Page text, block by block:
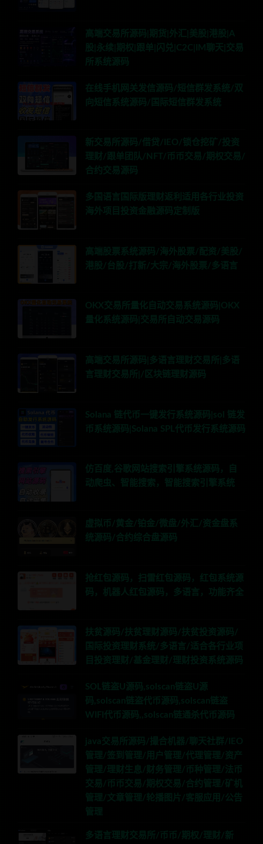
高端交易所源码|期货|外汇|美股|港股|A
股|永续|期权|跟单|闪兑|C2C|IM聊天|交易
所系统源码
在线手机网关发信源码/短信群发系统/双
向短信系统源码/国际短信群发系统
新交易所源码/借贷/IEO/锁仓挖矿/投资
理财/跟单团队/NFT/币币交易/期权交易/
合约交易源码
多国语言国际版理财返利适用各行业投资
海外项目投资金融源码定制版
高端股票系统源码/海外股票/配资/美股/
港股/台股/打新/大宗/海外股票/多语言
OKX交易所量化自动交易系统源码|OKX
量化系统源码|交易所自动交易源码
高端交易所源码|多语言理财交易所|多语
言理财交易所|/区块链理财源码
Solana 链代币一键发行系统源码|sol 链发
币系统源码|Solana SPL代币发行系统源码
仿百度,谷歌网站搜索引擎系统源码，自
动爬虫、智能搜索，智能搜索引擎系统
虚拟币/黄金/铂金/微盘/外汇/资金盘系
统源码/合约综合盘源码
抢红包源码，扫雷红包源码，红包系统源
码，机器人红包源码，多语言，功能齐全
扶贫源码/扶贫理财源码/扶贫投资源码/
国际投资理财系统/多语言/适合各行业项
目投资理财/基金理财/理财投资系统源码
SOL链盗U源码,solscan链盗U源
码,solscan链盗代币源码,solscan链盗
WIFI代币源码,,solscan链通杀代币源码
java交易所源码/撮合机器/聊天社群/IEO
管理/签到管理/用户管理/代理管理/资产
管理/理财生息/财务管理/币种管理/法币
交易/币币交易/期权交易/合约管理/矿机
管理/文章管理/轮播图片/客服应用/公告
管理
多语言理财交易所/币币/期权/理财/新